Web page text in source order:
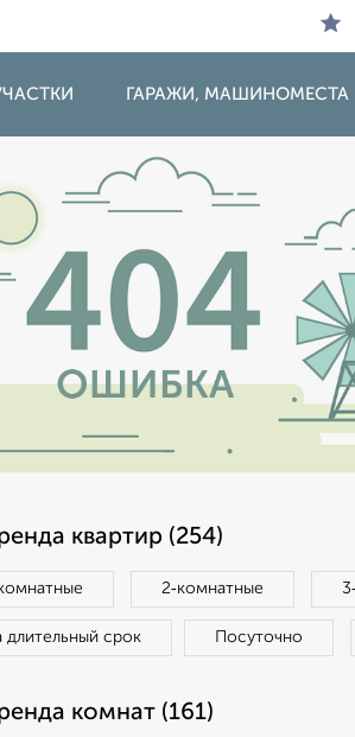
ГАРАЖИ, МАШИНОМЕСТА
квартир (254)
2‑комнатные
длительный срок Посуточно
комнат (161)